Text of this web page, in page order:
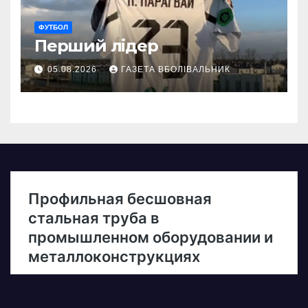
ФУТБОЛ
Перший лідер
05.08.2026 ГАЗЕТА ВБОЛІВАЛЬНИК